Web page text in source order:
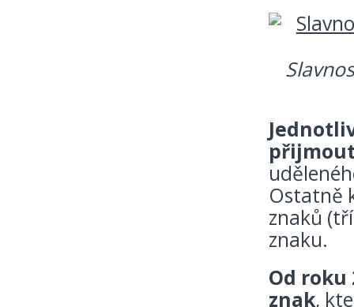
Ostatně
znaků
znaku.
Od roku
znak,